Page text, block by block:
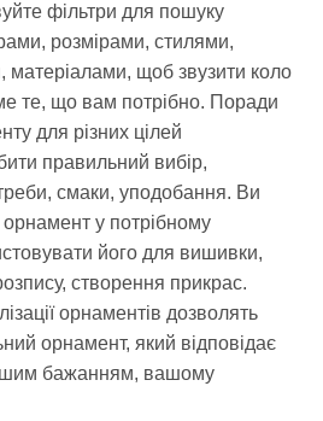
фільтри для пошуку
розмірами, стилями,
матеріалами, щоб звузити коло
те, що вам потрібно. Поради
для різних цілей
правильний вибір,
смаки, уподобання. Ви
у потрібному
його для вишивки,
створення прикрас.
орнаментів дозволять
орнамент, який відповідає
бажанням, вашому